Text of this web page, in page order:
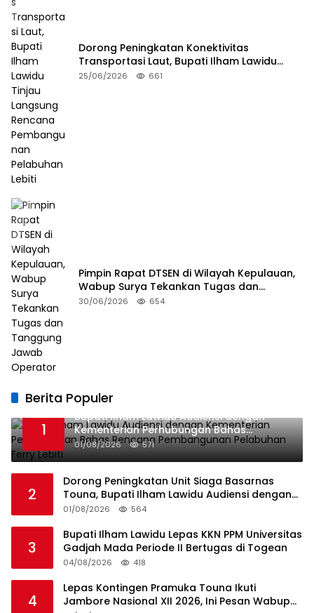
Dorong Peningkatan Konektivitas
Transportasi Laut, Bupati Ilham Lawidu
Tinjau Langsung Rencana Pembangunan
25/06/2026 661
Pimpin Rapat DTSEN di Wilayah Kepulauan,
Wabup Surya Tekankan Tugas dan
Tanggung Jawab Operator
30/06/2026 654
Berita Populer
1
Bupati Ilham Lawidu Audiensi dengan
Kementerian Perhubungan Bahas
Rencana Pembangunan Pelabuhan Ferry
Lebiti
01/08/2026 571
2
Dorong Peningkatan Unit Siaga Basarnas
Touna, Bupati Ilham Lawidu Audiensi dengan
Basarnas Pusat
01/08/2026 564
3
Bupati Ilham Lawidu Lepas KKN PPM Universitas
Gadjah Mada Periode II Bertugas di Togean
04/08/2026 418
4
Lepas Kontingen Pramuka Touna Ikuti
Jambore Nasional XII 2026, Ini Pesan Wabup